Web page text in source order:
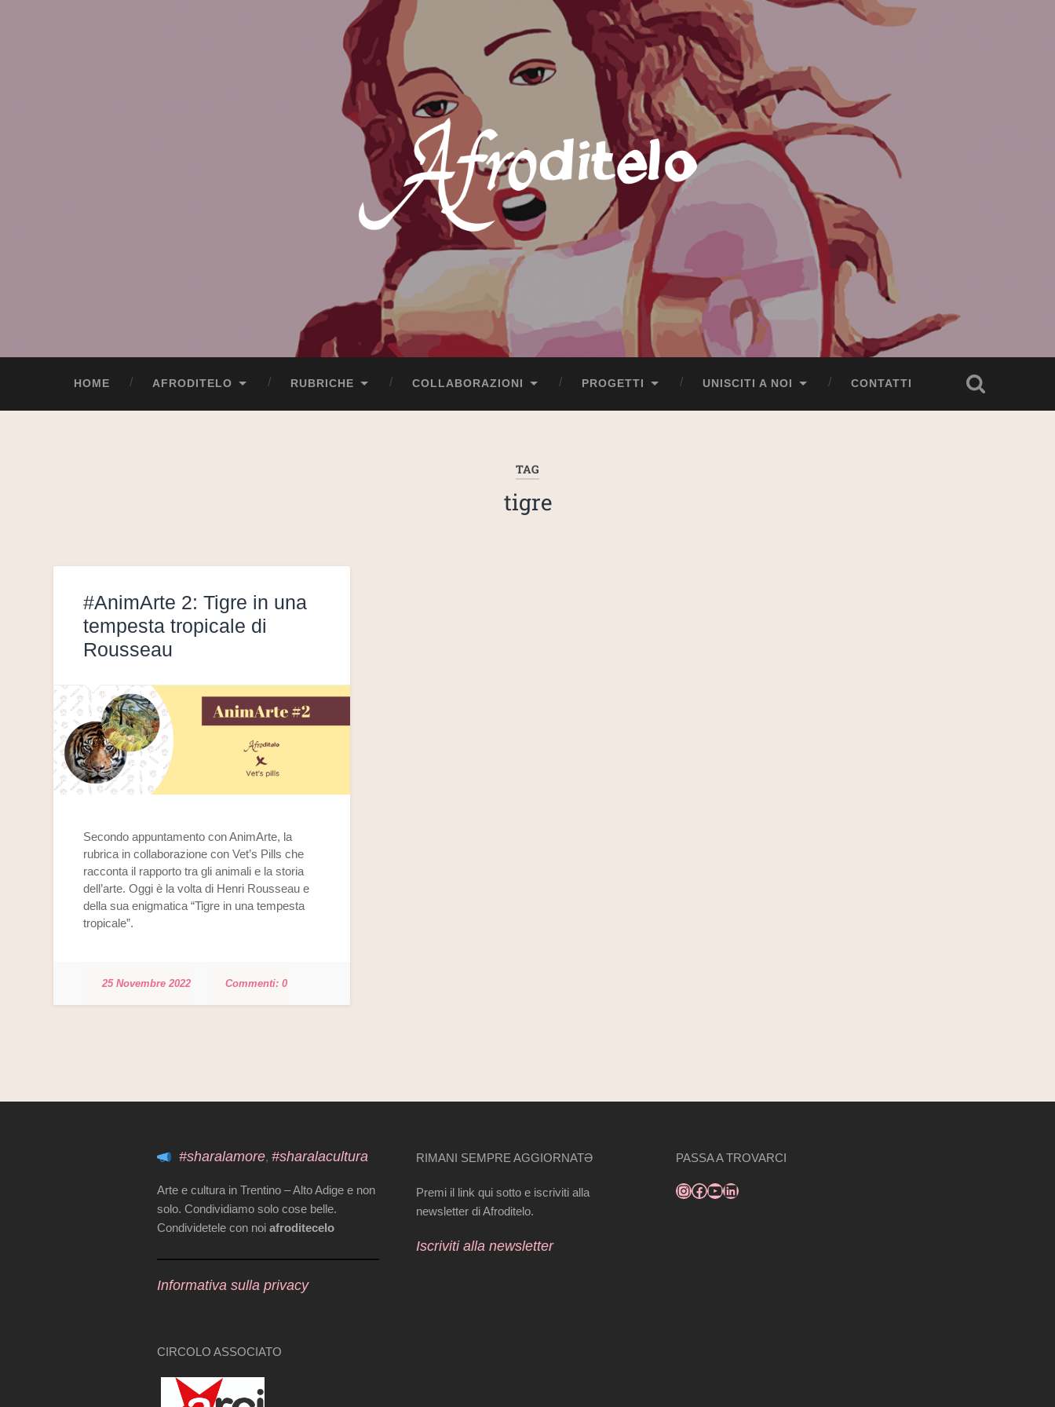
HOME AFRODITELO RUBRICHE COLLABORAZIONI PROGETTI UNISCITI A NOI CONTATTI
TAG
tigre
#AnimArte 2: Tigre in una
tempesta tropicale di
Rousseau
Secondo appuntamento con AnimArte, la
rubrica in collaborazione con Vet’s Pills che
racconta il rapporto tra gli animali e la storia
dell’arte. Oggi è la volta di Henri Rousseau e
della sua enigmatica “Tigre in una tempesta
tropicale”.
25 Novembre 2022 0
#sharalamore, #sharalacultura
Arte e cultura in Trentino – Alto Adige e non
solo. Condividiamo solo cose belle.
Condividetele con noi afroditecelo
Informativa sulla privacy
CIRCOLO ASSOCIATO
RIMANI SEMPRE AGGIORNATƏ
Premi il link qui sotto e iscriviti alla
newsletter di Afroditelo.
Iscriviti alla newsletter
PASSA A TROVARCI